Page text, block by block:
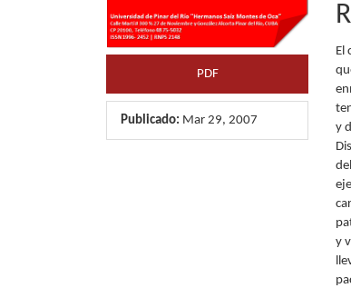
PDF
Publicado: Mar 29, 2007
El
y
y